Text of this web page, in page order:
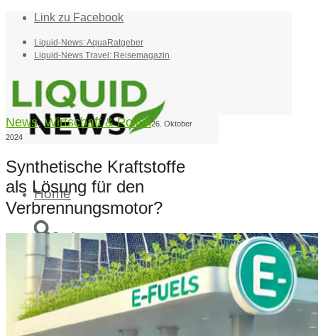
Link zu Facebook
Liquid-News: AquaRatgeber
Liquid-News Travel: Reisemagazin
Home
Suche
Menü Menü
News,Wirtschaft & Politik26. Oktober
2024
Synthetische Kraftstoffe
als Lösung für den
Verbrennungsmotor?